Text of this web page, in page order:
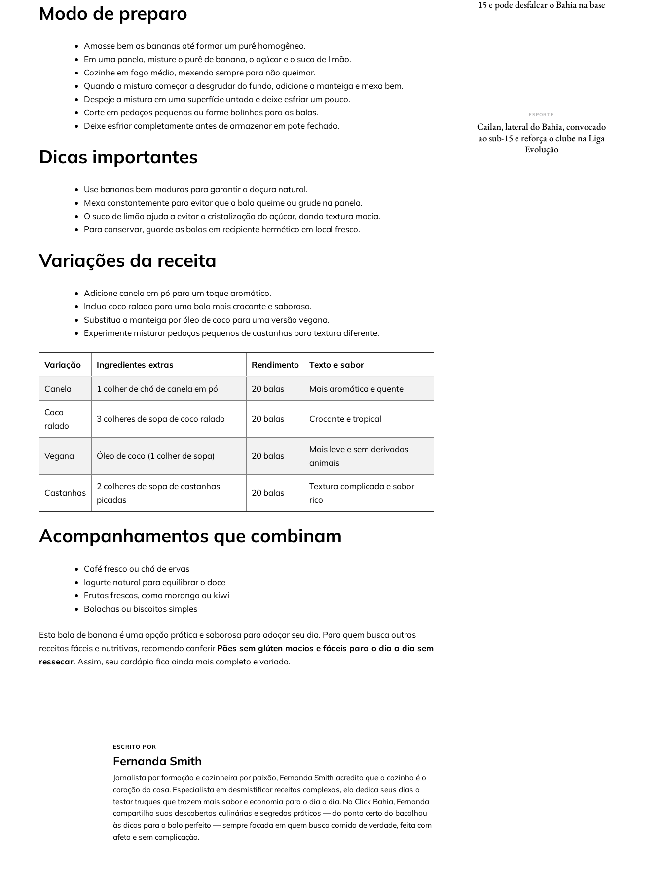
Modo de preparo
Amasse bem as bananas até formar um purê homogêneo.
Em uma panela, misture o purê de banana, o açúcar e o suco de limão.
Cozinhe em fogo médio, mexendo sempre para não queimar.
Quando a mistura começar a desgrudar do fundo, adicione a manteiga e mexa bem.
Despeje a mistura em uma superfície untada e deixe esfriar um pouco.
Corte em pedaços pequenos ou forme bolinhas para as balas.
Deixe esfriar completamente antes de armazenar em pote fechado.
Dicas importantes
Use bananas bem maduras para garantir a doçura natural.
Mexa constantemente para evitar que a bala queime ou grude na panela.
O suco de limão ajuda a evitar a cristalização do açúcar, dando textura macia.
Para conservar, guarde as balas em recipiente hermético em local fresco.
Variações da receita
Adicione canela em pó para um toque aromático.
Inclua coco ralado para uma bala mais crocante e saborosa.
Substitua a manteiga por óleo de coco para uma versão vegana.
Experimente misturar pedaços pequenos de castanhas para textura diferente.
Variação Ingredientes extras Rendimento Texto e sabor
Canela 1 colher de chá de canela em pó 20 balas Mais aromática e quente
Coco
ralado
3 colheres de sopa de coco ralado 20 balas Crocante e tropical
Vegana Óleo de coco (1 colher de sopa) 20 balas
Mais leve e sem derivados
animais
Castanhas
2 colheres de sopa de castanhas
picadas
20 balas
Textura complicada e sabor
rico
Acompanhamentos que combinam
Café fresco ou chá de ervas
Iogurte natural para equilibrar o doce
Frutas frescas, como morango ou kiwi
Bolachas ou biscoitos simples
Esta bala de banana é uma opção prática e saborosa para adoçar seu dia. Para quem busca outras
receitas fáceis e nutritivas, recomendo conferir Pães sem glúten macios e fáceis para o dia a dia sem
ressecar. Assim, seu cardápio fica ainda mais completo e variado.
ESCRITO POR
Fernanda Smith
Jornalista por formação e cozinheira por paixão, Fernanda Smith acredita que a cozinha é o
coração da casa. Especialista em desmistificar receitas complexas, ela dedica seus dias a
testar truques que trazem mais sabor e economia para o dia a dia. No Click Bahia, Fernanda
compartilha suas descobertas culinárias e segredos práticos — do ponto certo do bacalhau
às dicas para o bolo perfeito — sempre focada em quem busca comida de verdade, feita com
afeto e sem complicação.
15 e pode desfalcar o Bahia na base
ESPORTE
Cailan, lateral do Bahia, convocado
ao sub-15 e reforça o clube na Liga
Evolução